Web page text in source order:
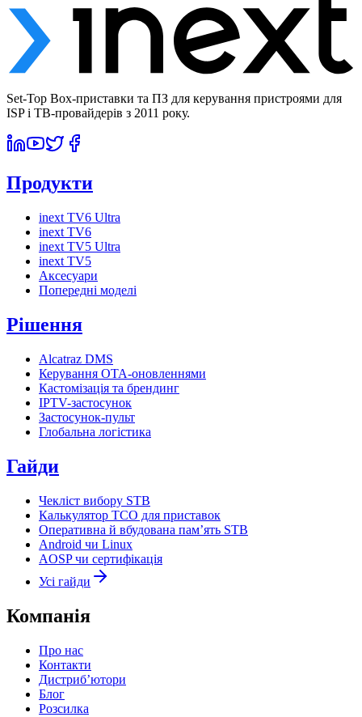
Set-Top Box-приставки та ПЗ для керування пристроями для
ISP і ТВ-провайдерів з 2011 року.
Продукти
inext TV6 Ultra
inext TV6
inext TV5 Ultra
inext TV5
Аксесуари
Попередні моделі
Рішення
Alcatraz DMS
Керування OTA-оновленнями
Кастомізація та брендинг
IPTV-застосунок
Застосунок-пульт
Глобальна логістика
Гайди
Чекліст вибору STB
Калькулятор TCO для приставок
Оперативна й вбудована пам’ять STB
Android чи Linux
AOSP чи сертифікація
Усі гайди
Компанія
Про нас
Контакти
Дистриб’ютори
Блог
Розсилка